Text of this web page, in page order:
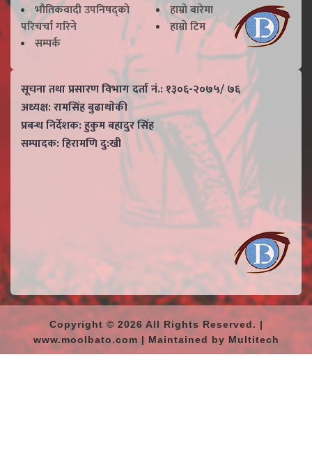
भाैतिकवादी उपनिषद्काे
परिचर्चा गरिने
हाम्राे बारेमा
हाम्राे टिम
सम्पर्क
सूचना तथा प्रसारण विभाग दर्ता नं.: १३०६-२०७५/ ७६
अध्यक्ष: रामसिंह बुढाथाेकी
प्रबन्ध निर्देशक: हुकुम बहादुर सिंह
सम्पादक: हिरामणि दु:खी
Copyright © 2026 All Rights Reserved. |
www.moolbato.com | Maintained by Multitech